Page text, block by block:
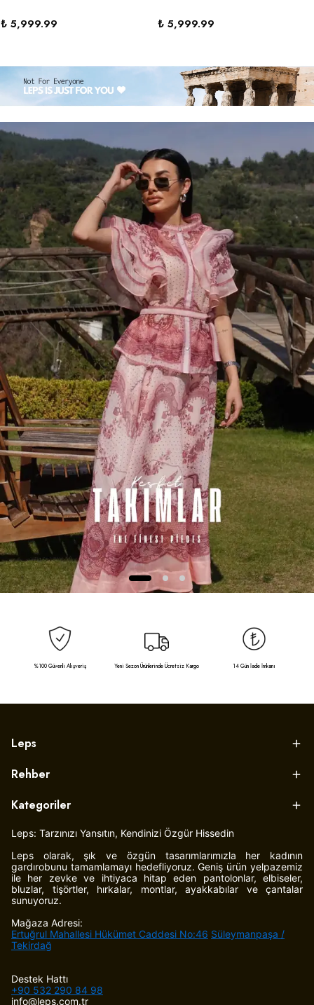
₺ 5,999.99 ₺ 5,999.99
%100 Güvenli Alışveriş Yeni Sezon Ürünlerinde Ücretsiz Kargo 14 Gün İade İmkanı
Leps
Rehber
Kategoriler
Leps: Tarzınızı Yansıtın, Kendinizi Özgür Hissedin
Leps olarak, şık ve özgün tasarımlarımızla her kadının
gardırobunu tamamlamayı hedefliyoruz. Geniş ürün yelpazemiz
ile her zevke ve ihtiyaca hitap eden pantolonlar, elbiseler,
bluzlar, tişörtler, hırkalar, montlar, ayakkabılar ve çantalar
sunuyoruz.
Mağaza Adresi:
Ertuğrul Mahallesi Hükümet Caddesi No:46 Süleymanpaşa /
Tekirdağ
Destek Hattı
+90 532 290 84 98
info@leps.com.tr